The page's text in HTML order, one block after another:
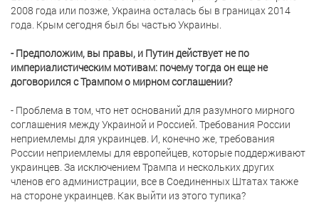
2008 года или позже, Украина осталась бы в границах 2014
года. Крым сегодня был бы частью Украины.
- Предположим, вы правы, и Путин действует не по
империалистическим мотивам: почему тогда он еще не
договорился с Трампом о мирном соглашении?
- Проблема в том, что нет оснований для разумного мирного
соглашения между Украиной и Россией. Требования России
неприемлемы для украинцев. И, конечно же, требования
России неприемлемы для европейцев, которые поддерживают
украинцев. За исключением Трампа и нескольких других
членов его администрации, все в Соединенных Штатах также
на стороне украинцев. Как выйти из этого тупика?